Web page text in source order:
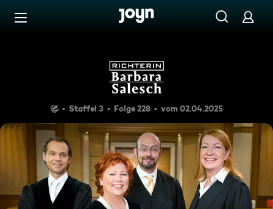
Zum Inhalt springen
Der Todesbus
Staffel 3 Folge 228 vom 02.04.2025